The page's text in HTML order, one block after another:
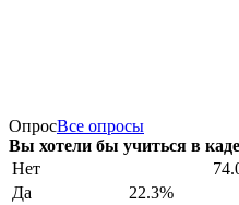
ОпросВсе опросы
Вы хотели бы учиться в
Нет
Да
22.3%